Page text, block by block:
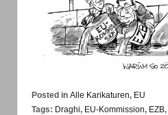
Posted in Alle Karikaturen, EU
Tags: Draghi, EU-Kommission, EZB,